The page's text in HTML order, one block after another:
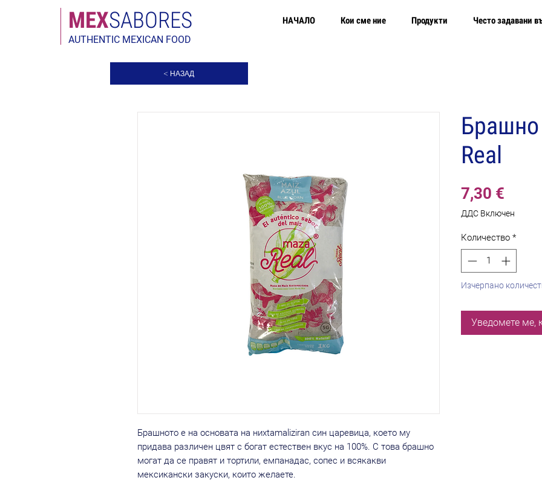
МЕXSABORES
AUTHENTIC MEXICAN FOOD
НАЧАЛО Кои сме ние Продукти Често задавани
< НАЗАД
Брашното е на основата на ниxtamaliziran син царевица, което му
придава различен цвят с богат естествен вкус на 100%. С това брашно
могат да се правят и тортили, емпанадас, сопес и всякакви
мексикански закуски, които желаете.
Брашно
Real
7,30 €
ДДС Включен
Количество *
Изчерпано
Уведомете ме,